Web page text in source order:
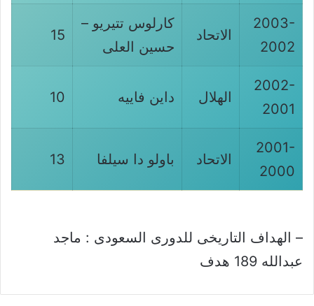
2003-
2002
الاتحاد
كارلوس تتيريو –
حسين العلى
15
2002-
2001
الهلال داين فاييه 10
2001-
2000
الاتحاد باولو دا سيلفا 13
– الهداف التاريخى للدورى السعودى : ماجد
عبدالله 189 هدف